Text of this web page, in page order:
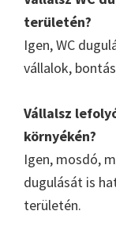
területén?
Igen, WC
vállalok,
Vállalsz
környékén?
Igen, mosdó,
dugulását is
területén.